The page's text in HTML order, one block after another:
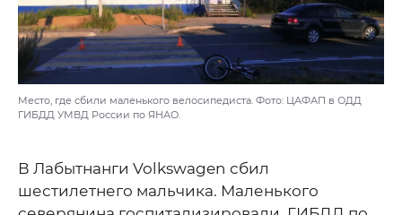
Место, где сбили маленького велосипедиста. Фото: ЦАФАП в ОДД
ГИБДД УМВД России по ЯНАО.
В Лабытнанги Volkswagen сбил
шестилетнего мальчика. Маленького